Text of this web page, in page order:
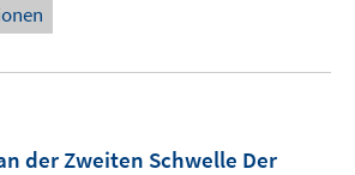
der Zweiten Schwelle Der